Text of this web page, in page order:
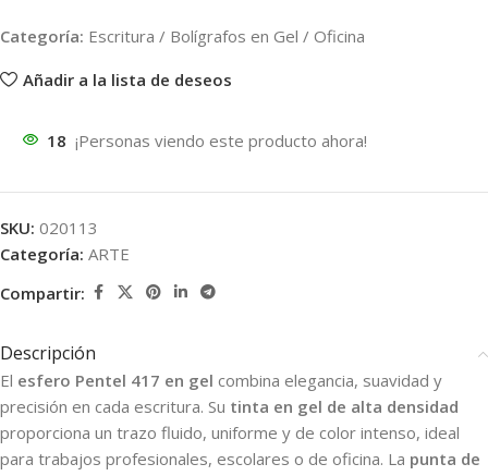
Categoría: Escritura / Bolígrafos en Gel / Oficina
Añadir a la lista de deseos
18 ¡Personas viendo este producto ahora!
SKU: 020113
Categoría: ARTE
Compartir:
Descripción
El esfero Pentel 417 en gel combina elegancia, suavidad y
precisión en cada escritura. Su tinta en gel de alta densidad
proporciona un trazo fluido, uniforme y de color intenso, ideal
para trabajos profesionales, escolares o de oficina. La punta de